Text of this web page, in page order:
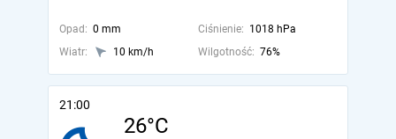
Opad: 0 mm Ciśnienie: 1018 hPa
Wiatr:
10 km/h Wilgotność: 76%
21:00
26°C